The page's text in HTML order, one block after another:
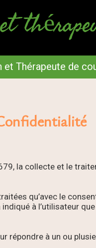
et Thérapeute de
la collecte et le
qu’avec le
à l’utilisateur
répondre à un ou